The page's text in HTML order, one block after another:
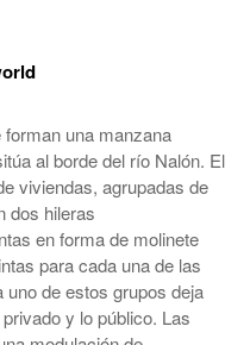
una manzana
al borde del río Nalón. El
viviendas, agrupadas de
dos hileras
en forma de molinete
para cada una de las
de estos grupos deja
y lo público. Las